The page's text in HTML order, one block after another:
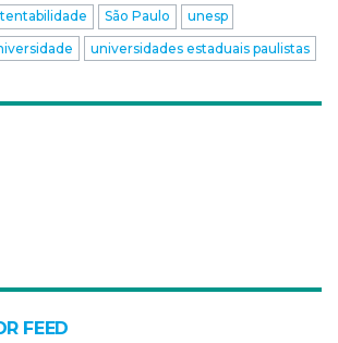
São Paulo
unesp
universidades estaduais paulistas
FEED